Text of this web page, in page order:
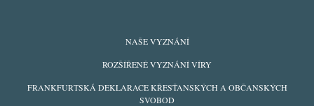
NAŠE VYZNÁNÍ
ROZŠÍŘENÉ VYZNÁNÍ VÍRY
FRANKFURTSKÁ DEKLARACE KŘESŤANSKÝCH A OBČANSKÝCH
SVOBOD